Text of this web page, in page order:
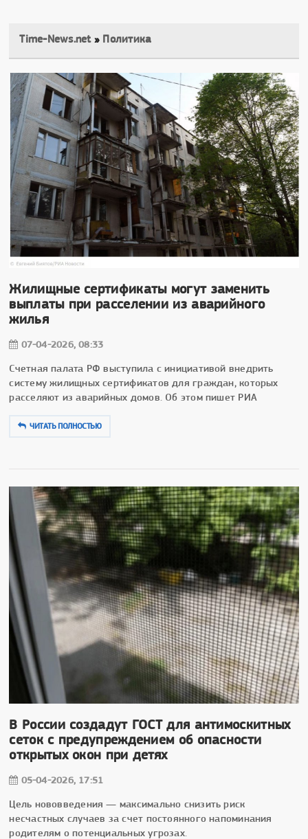
Time-News.net» Политика
Жилищные сертификаты могут заменить
выплаты при расселении из аварийного
жилья
07-04-2026, 08:33
Счетная палата РФ выступила с инициативой внедрить
систему жилищных сертификатов для граждан, которых
расселяют из аварийных домов. Об этом пишет РИА
ЧИТАТЬ ПОЛНОСТЬЮ
В России создадут ГОСТ для антимоскитных
сеток с предупреждением об опасности
открытых окон при детях
05-04-2026, 17:51
Цель нововведения — максимально снизить риск
несчастных случаев за счет постоянного напоминания
родителям о потенциальных угрозах.